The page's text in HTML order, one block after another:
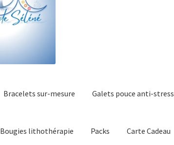
Bracelets sur-mesure Galets pouce anti-stress
Bougies lithothérapie Packs Carte Cadeau